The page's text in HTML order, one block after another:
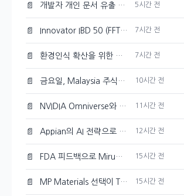
📄 개발자 개인 문서 유출 의혹이 제기된 Google Gemini 5시간 전
📄 Innovator IBD 50 (FFTY) 주가 200일 이동평균선 아래로 하락 7시간 전
📄 환경인식 확산을 위한 포스코퓨처엠의 지역 아동 환경캠프 개최 7시간 전
📄 금요일, Malaysia 주식시장 혼조세를 보이다 10시간 전
📄 NVIDIA Omniverse와 Cosmos 3, 오픈 물리 AI 개발의 선두주자 11시간 전
📄 Appian의 AI 전략으로 성장 촉진 12시간 전
📄 FDA 피드백으로 Mirum Pharmaceuticals(MIRM) 주가 10% 감소 15시간 전
📄 MP Materials 선택이 The Metals Company보다 더 현명한 이유 15시간 전